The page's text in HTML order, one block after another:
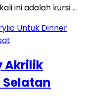
ini adalah kursi …
Akrilik